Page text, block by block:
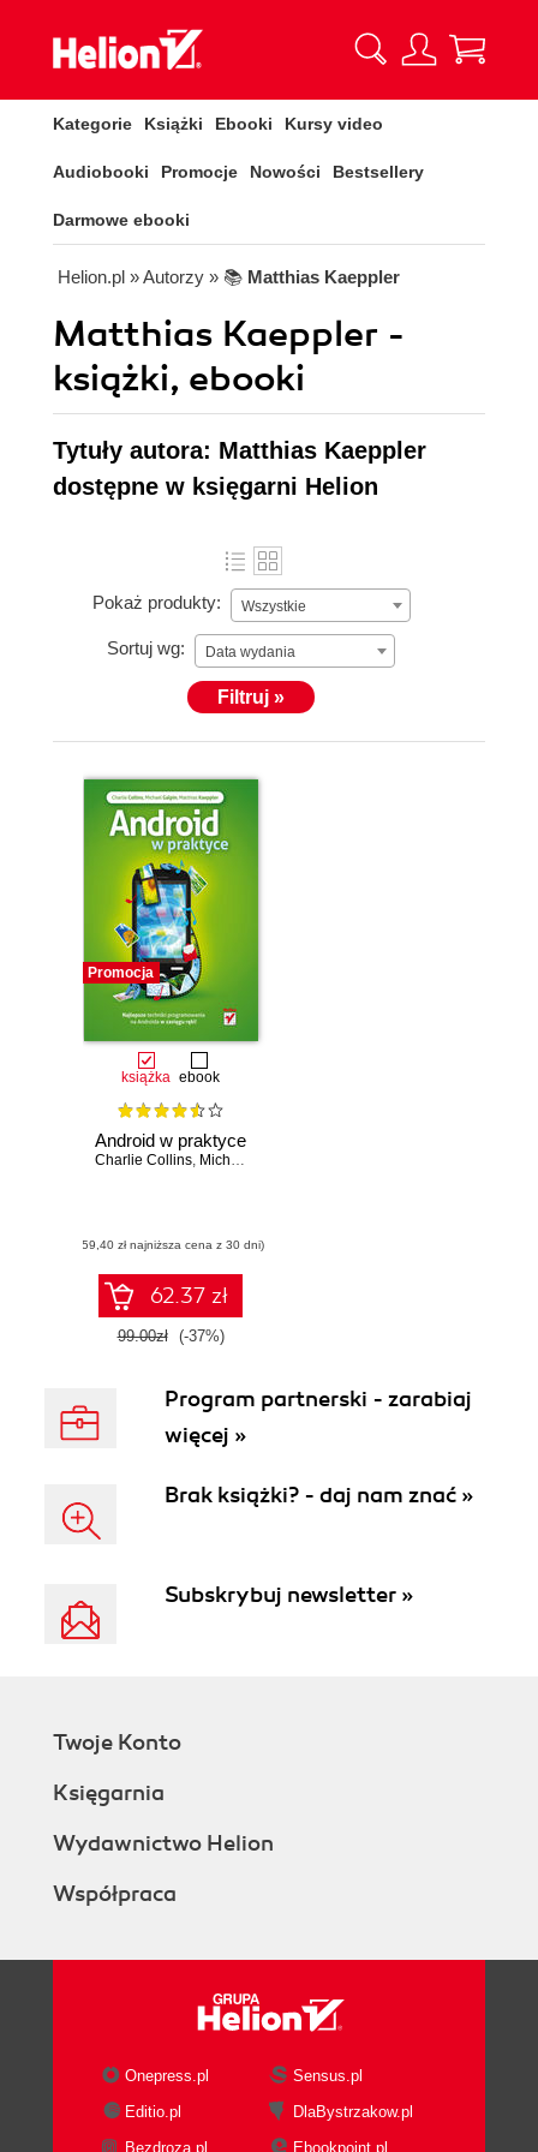
Kategorie Książki Ebooki Kursy video
Audiobooki Promocje Nowości Bestsellery
Darmowe ebooki
Helion.pl » Autorzy » 📚 Matthias Kaeppler
Matthias Kaeppler -
książki, ebooki
Tytuły autora: Matthias Kaeppler
dostępne w księgarni Helion
Pokaż produkty: Wszystkie
Sortuj wg: Data wydania
Filtruj »
Promocja
książka ebook
Android w praktyce
Charlie Collins, Michael Galpin
(59,40 zł najniższa cena z 30 dni)
62.37 zł
99.00zł (-37%)
Program partnerski - zarabiaj
więcej »
Brak książki? - daj nam znać »
Subskrybuj newsletter »
Twoje Konto
Księgarnia
Wydawnictwo Helion
Współpraca
Onepress.pl
Sensus.pl
Editio.pl
DlaBystrzakow.pl
Bezdroza.pl
Ebookpoint.pl